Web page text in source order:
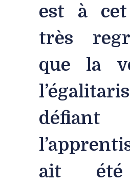
est à
très
que la
ait